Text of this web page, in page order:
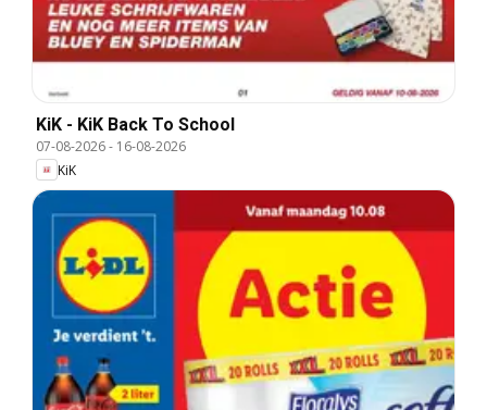
KiK - KiK Back To School
07-08-2026- 16-08-2026
KiK